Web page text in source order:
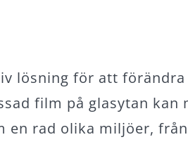
lösning för att
film på glasytan
en rad olika miljöer,